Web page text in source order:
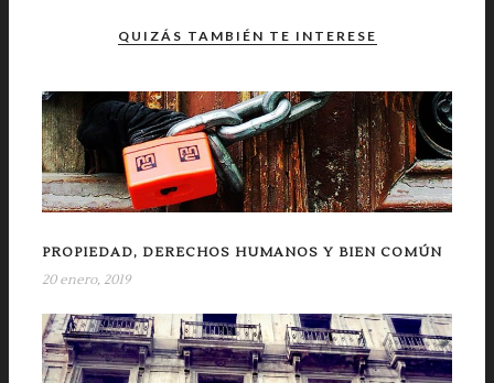
QUIZÁS TAMBIÉN TE INTERESE
PROPIEDAD, DERECHOS HUMANOS Y BIEN COMÚN
20 enero, 2019